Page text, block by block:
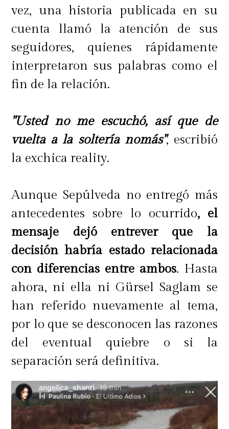
vez, una historia publicada en su
cuenta llamó la atención de sus
seguidores, quienes rápidamente
interpretaron sus palabras como el
fin de la relación.
"Usted no me escuchó, así que de
vuelta a la soltería nomás", escribió
la exchica reality.
Aunque Sepúlveda no entregó más
antecedentes sobre lo ocurrido, el
mensaje dejó entrever que la
decisión habría estado relacionada
con diferencias entre ambos. Hasta
ahora, ni ella ni Gürsel Saglam se
han referido nuevamente al tema,
por lo que se desconocen las razones
del eventual quiebre o si la
separación será definitiva.